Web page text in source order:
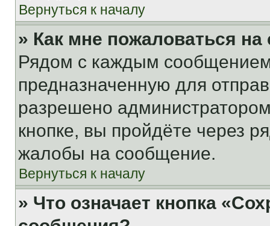
Вернуться к началу
» Как мне пожаловаться
Рядом с каждым сообщением
предназначенную для
разрешено
кнопке, вы пройдёте через
жалобы на сообщение.
Вернуться к началу
» Что означает кнопка